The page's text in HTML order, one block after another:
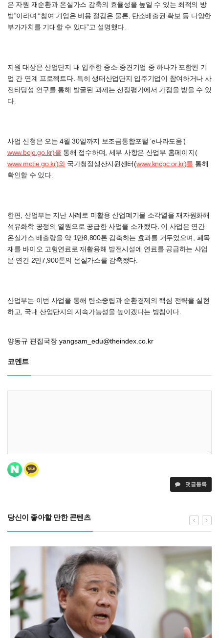
은 자원 재순환과 온실가스 감축의 효율성을 높일 수 있는 최적의 방
법”이라며 “참여 기업은 비용 절감은 물론, 탄소배출권 확보 등 다양한
부가가치를 기대할 수 있다”고 설명했다.
지원 대상은 산업단지 내 입주한 중소·중견기업 중 하나가 포함된 기
업 간 연계 프로젝트다. 특히 생태산업단지 입주기업이 참여하거나 사
전타당성 연구를 통해 발굴된 과제는 선정평가에서 가점을 받을 수 있
다.
사업 신청은 오는 4월 30일까지 보조금통합포털 ‘e나라도움’(
www.bojo.go.kr)을 통해 접수하며, 세부 사항은 산업부 홈페이지(
www.motie.go.kr)와국가청정생산지원센터(www.kncpc.or.kr)를 통해
확인할 수 있다.
한편, 산업부는 지난 사례로 미활용 산업폐기물 소각열을 재자원화해
석유화학 공정의 열원으로 공급한 사업을 소개했다. 이 사업은 연간
온실가스 배출량을 약 1만8,800톤 감축하는 효과를 거두었으며, 폐목
재를 바이오 고형연료로 재활용해 발전시설에 연료를 공급하는 사업
은 연간 2만7,900톤의 온실가스를 감축했다.
산업부는 이번 사업을 통해 탄소중립과 순환경제의 핵심 전략을 실현
하고, 국내 산업단지의 지속가능성을 높이겠다는 방침이다.
양동규 편집국장 yangsam_edu@theindex.co.kr
코멘트
댓글등록
당신이 좋아할 만한 콘텐츠